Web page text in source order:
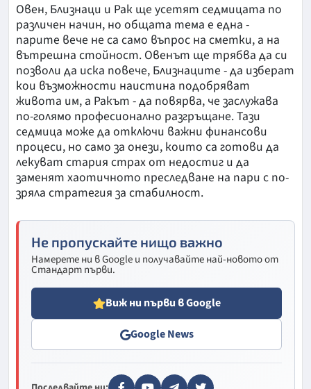
Овен, Близнаци и Рак ще усетят седмицата по
различен начин, но общата тема е една -
парите вече не са само въпрос на сметки, а на
вътрешна стойност. Овенът ще трябва да си
позволи да иска повече, Близнаците - да изберат
кои възможности наистина подобряват
живота им, а Ракът - да повярва, че заслужава
по-голямо професионално разгръщане. Тази
седмица може да отключи важни финансови
процеси, но само за онези, които са готови да
лекуват стария страх от недостиг и да
заменят хаотичното преследване на пари с по-
зряла стратегия за стабилност.
Не пропускайте нищо важно
Намерете ни в Google и получавайте най-новото от
Стандарт първи.
Виж ни първи в Google
Google News